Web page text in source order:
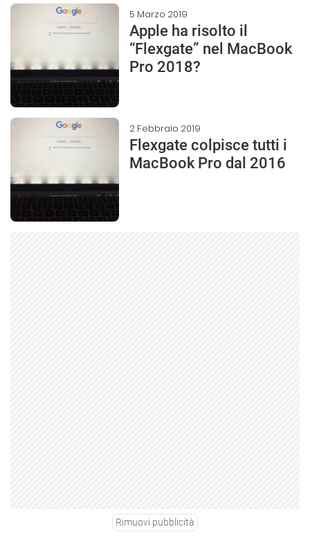
5 Marzo 2019
Apple ha risolto il
“Flexgate” nel MacBook
Pro 2018?
2 Febbraio 2019
Flexgate colpisce tutti i
MacBook Pro dal 2016
Rimuovi pubblicità